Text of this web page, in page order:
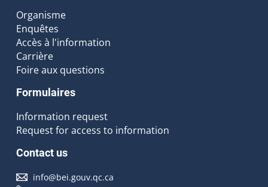
Organisme
Enquêtes
Accès à l'information
Carrière
Foire aux questions
Formulaires
Information request
Request for access to information
Contact us
info@bei.gouv.qc.ca